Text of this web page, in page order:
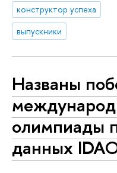
конструктор успеха
выпускники
Названы
олимпиады
данных